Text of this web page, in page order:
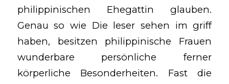
philippinischen Ehegattin glauben.
Genau so wie Die leser sehen im griff
haben, besitzen philippinische Frauen
wunderbare persönliche ferner
körperliche Besonderheiten. Fast die